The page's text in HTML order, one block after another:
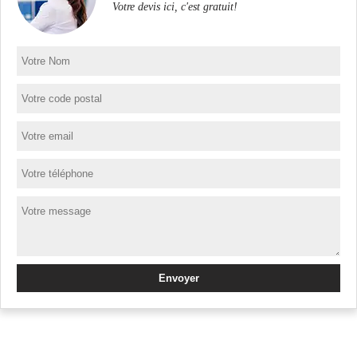
Votre devis ici, c'est gratuit!